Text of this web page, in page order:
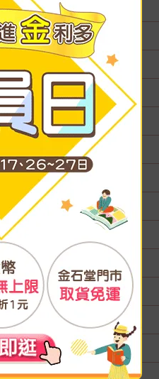
無庫存
無庫存
無庫存
無庫存
無庫存
無庫存
無庫存
無庫存
無庫存